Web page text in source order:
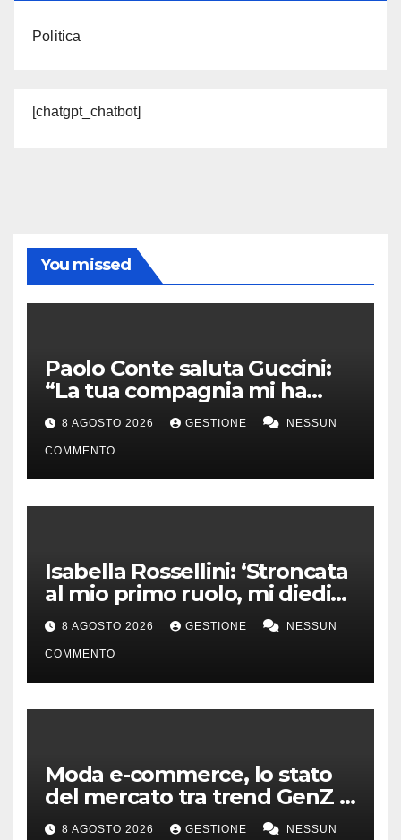
Politica
[chatgpt_chatbot]
You missed
Paolo Conte saluta Guccini:
“La tua compagnia mi ha
sempre divertito”
8 AGOSTO 2026 GESTIONE NESSUN
COMMENTO
Isabella Rossellini: ‘Stroncata
al mio primo ruolo, mi diedi
alla moda’
8 AGOSTO 2026 GESTIONE NESSUN
COMMENTO
Moda e-commerce, lo stato
del mercato tra trend GenZ e
second hand
8 AGOSTO 2026 GESTIONE NESSUN